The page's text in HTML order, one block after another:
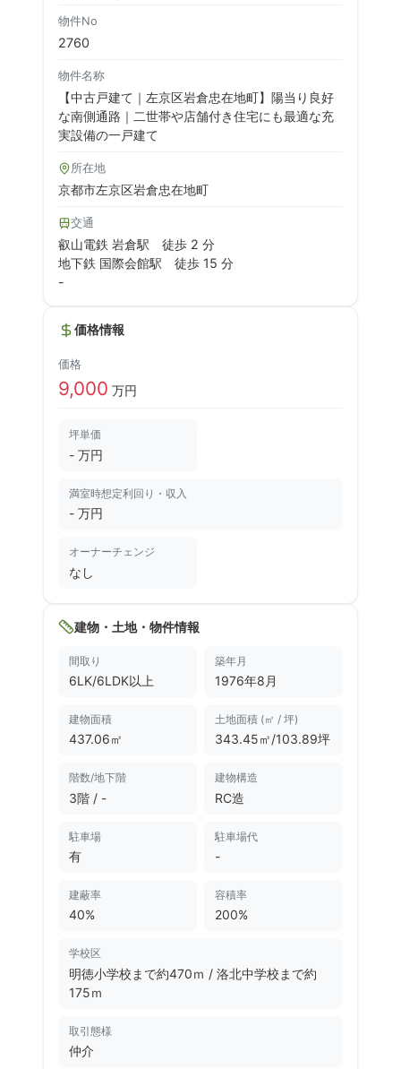
物件No
2760
物件名称
【中古戸建て｜左京区岩倉忠在地町】陽当り良好
な南側通路｜二世帯や店舗付き住宅にも最適な充
実設備の一戸建て
所在地
京都市左京区岩倉忠在地町
交通
叡山電鉄 岩倉駅 徒歩 2 分
地下鉄 国際会館駅 徒歩 15 分
-
価格情報
価格
9,000 万円
坪単価
- 万円
満室時想定利回り・収入
- 万円
オーナーチェンジ
なし
建物・土地・物件情報
間取り
6LK/6LDK以上
築年月
1976年8月
建物面積
437.06㎡
土地面積 (㎡ / 坪)
343.45㎡/103.89坪
階数/地下階
3階 / -
建物構造
RC造
駐車場
有
駐車場代
-
建蔽率
40%
容積率
200%
学校区
明徳小学校まで約470ｍ / 洛北中学校まで約
175ｍ
取引態様
仲介